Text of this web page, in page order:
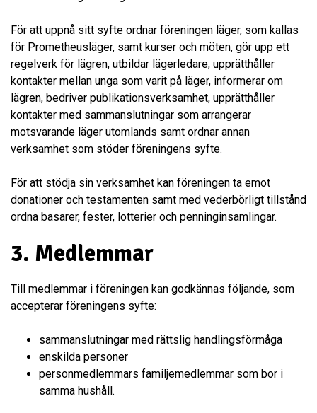
För att uppnå sitt syfte ordnar föreningen läger, som kallas
för Prometheusläger, samt kurser och möten, gör upp ett
regelverk för lägren, utbildar lägerledare, upprätthåller
kontakter mellan unga som varit på läger, informerar om
lägren, bedriver publikationsverksamhet, upprätthåller
kontakter med sammanslutningar som arrangerar
motsvarande läger utomlands samt ordnar annan
verksamhet som stöder föreningens syfte.
För att stödja sin verksamhet kan föreningen ta emot
donationer och testamenten samt med vederbörligt tillstånd
ordna basarer, fester, lotterier och penninginsamlingar.
3. Medlemmar
Till medlemmar i föreningen kan godkännas följande, som
accepterar föreningens syfte:
sammanslutningar med rättslig handlingsförmåga
enskilda personer
personmedlemmars familjemedlemmar som bor i
samma hushåll.